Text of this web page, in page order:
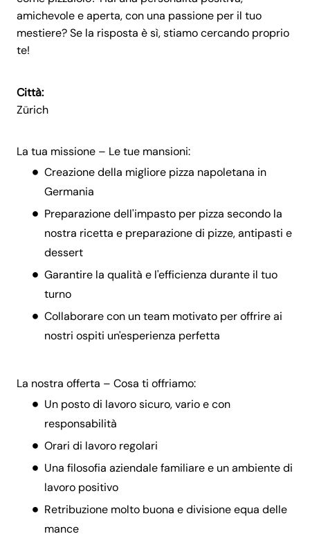
amichevole e aperta, con una passione per il tuo
mestiere? Se la risposta è sì, stiamo cercando proprio
te!
Città:
Zürich
La tua missione – Le tue mansioni:
Creazione della migliore pizza napoletana in
Germania
Preparazione dell'impasto per pizza secondo la
nostra ricetta e preparazione di pizze, antipasti e
dessert
Garantire la qualità e l'efficienza durante il tuo
turno
Collaborare con un team motivato per offrire ai
nostri ospiti un'esperienza perfetta
La nostra offerta – Cosa ti offriamo:
Un posto di lavoro sicuro, vario e con
responsabilità
Orari di lavoro regolari
Una filosofia aziendale familiare e un ambiente di
lavoro positivo
Retribuzione molto buona e divisione equa delle
mance